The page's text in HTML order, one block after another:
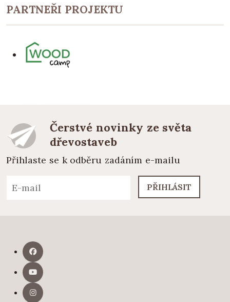
PARTNEŘI PROJEKTU
Čerstvé novinky ze světa
dřevostaveb
Přihlaste se k odběru zadáním e-mailu
PŘIHLÁSIT